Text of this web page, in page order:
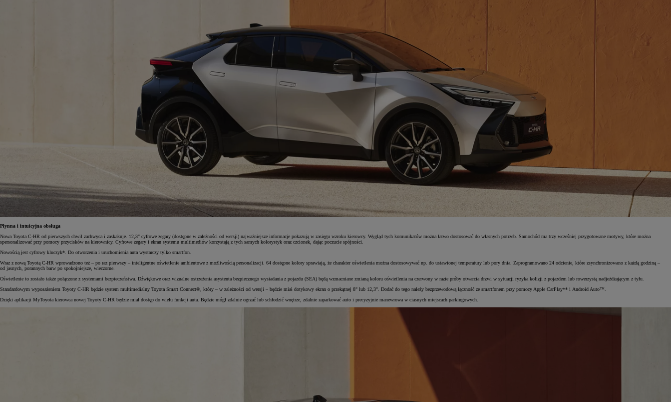
Płynna i intuicyjna obsługa
Nowa Toyota C-HR od pierwszych chwil zachwyca i zaskakuje. 12,3" cyfrowe zegary (dostępne w zależności od wersji) najważniejsze informacje pokazują w zasięgu wzroku kierowcy. Wygląd tych komunikatów można łatwo dostosować do własnych potrzeb. Samochód ma trzy wcześniej przygotowane motywy, które można
spersonalizować przy pomocy przycisków na kierownicy. Cyfrowe zegary i ekran systemu multimediów korzystają z tych samych kolorystyk oraz czcionek, dając poczucie spójności.
Nowością jest cyfrowy kluczyk*. Do otworzenia i uruchomienia auta wystarczy tylko smartfon.
Wraz z nową Toyotą C-HR wprowadzono też – po raz pierwszy – inteligentne oświetlenie ambientowe z możliwością personalizacji. 64 dostępne kolory sprawiają, że charakter oświetlenia można dostosowywać np. do ustawionej temperatury lub pory dnia. Zaprogramowano 24 odcienie, które zsynchronizowano z każdą godziną –
od jasnych, porannych barw po spokojniejsze, wieczorne.
Oświetlenie to zostało także połączone z systemami bezpieczeństwa. Dźwiękowe oraz wizualne ostrzeżenia asystenta bezpiecznego wysiadania z pojazdu (SEA) będą wzmacniane zmianą koloru oświetlenia na czerwony w razie próby otwarcia drzwi w sytuacji ryzyka kolizji z pojazdem lub rowerzystą nadjeżdżającym z tyłu.
Standardowym wyposażeniem Toyoty C-HR będzie system multimedialny Toyota Smart Connect®, który – w zależności od wersji – będzie miał dotykowy ekran o przekątnej 8" lub 12,3". Dodać do tego należy bezprzewodową łączność ze smartfonem przy pomocy Apple CarPlay** i Android Auto™.
Dzięki aplikacji MyToyota kierowca nowej Toyoty C-HR będzie miał dostęp do wielu funkcji auta. Będzie mógł zdalnie ogrzać lub schłodzić wnętrze, zdalnie zaparkować auto i precyzyjnie manewrowa w ciasnych miejscach parkingowych.